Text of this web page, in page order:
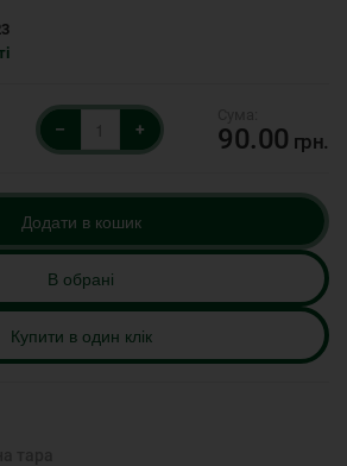
– + 90.00 грн.
Додати в кошик
В обрані
Купити в один клік